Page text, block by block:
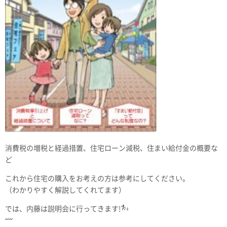
消費税の増税と経過措置、住宅ローン減税、住まい給付金の概要な
ど
これから住宅の購入をお考えの方は参考にしてください。
（わかりやすく解説してくれてます）
では、内藤は説明会に行ってきます!